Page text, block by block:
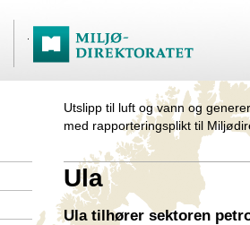
Utslipp til luft og vann og
med rapporteringsplikt til
Ula
Ula tilhører sektoren